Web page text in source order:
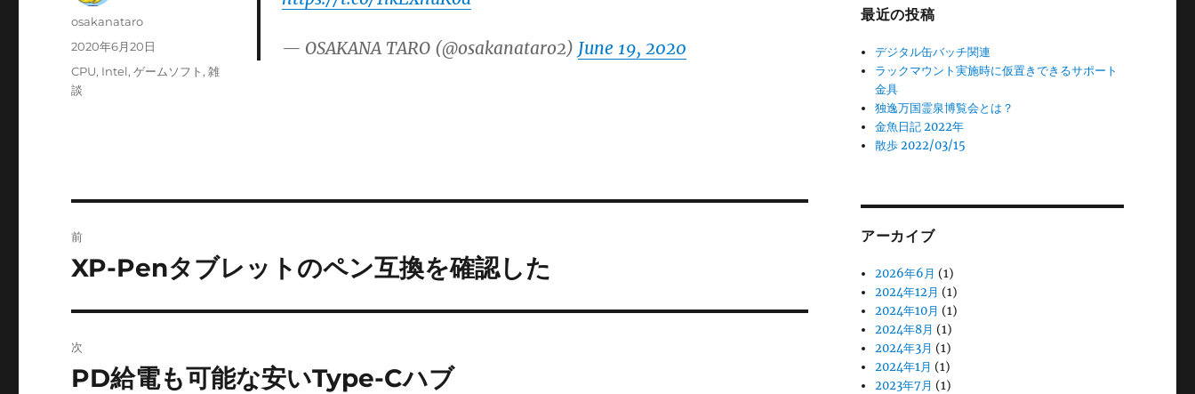
— OSAKANA TARO (@osakanataro2) June 19, 2020
投
osakanataro
投
日:
2020年6月20日
カ
テ
CPU, Intel,ゲームソフト ,雑
談
稿
ゲ
前
前
投
稿:
XP-Penタブレットのペン互換を確認した
次
次
PD給電も可能な安いType-Cハブ
最近の投稿
デジタル缶バッチ関連
ラックマウント実施時に仮置きできるサポート
金具
独逸万国霊泉博覧会とは？
金魚日記 2022年
散歩 2022/03/15
アーカイブ
2026年6月 (1)
2024年12月 (1)
2024年10月 (1)
2024年8月 (1)
2024年3月 (1)
2024年1月 (1)
2023年7月 (1)